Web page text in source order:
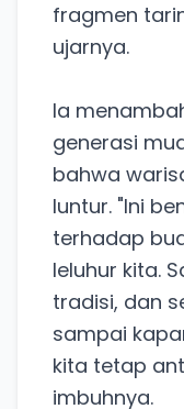
fragmen
ujarnya.
Ia
generasi
bahwa
luntur. "Ini
terhadap
leluhur kita.
tradisi, dan
sampai
kita tetap
imbuhnya.